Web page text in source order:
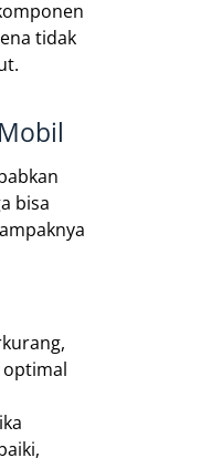
tidak
bisa
optimal